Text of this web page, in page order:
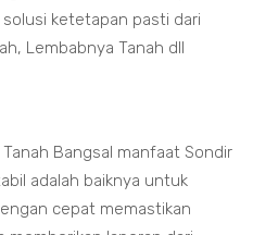
ketetapan pasti dari
Lembabnya Tanah dll
Bangsal manfaat Sondir
adalah baiknya untuk
cepat memastikan